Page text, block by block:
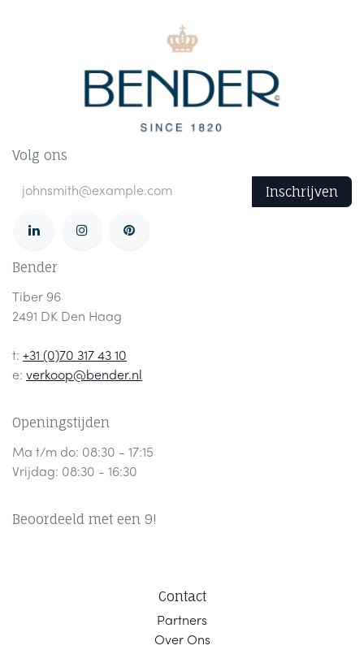
Volg ons
Inschrijven
Bender
Tiber 96
2491 DK Den Haag
t: +31 (0)70 317 43 10
e: verkoop@bender.nl
Openingstijden
Ma t/m do: 08:30 - 17:15
Vrijdag: 08:30 - 16:30
Beoordeeld met een 9!
Contact
Partners
Over Ons